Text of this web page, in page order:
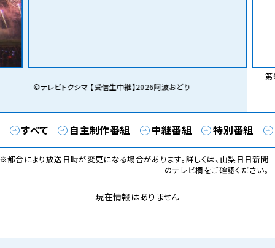
©テレビトクシマ 【受信生中継】2026阿波おどり
第
すべて 自主制作番組 中継番組 特別番組
都合により放送日時が変更になる場合があります。詳しくは、山梨日日新聞
のテレビ欄をご確認ください。
現在情報はありません